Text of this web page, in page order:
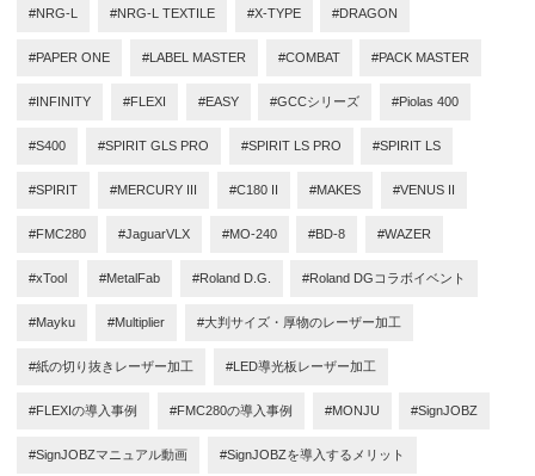
#NRG-L #NRG-L TEXTILE #X-TYPE #DRAGON
#PAPER ONE #LABEL MASTER #COMBAT #PACK MASTER
#INFINITY #FLEXI #EASY #GCCシリーズ #Piolas 400
#S400 #SPIRIT GLS PRO #SPIRIT LS PRO #SPIRIT LS
#SPIRIT #MERCURY III #C180 II #MAKES #VENUS II
#FMC280 #JaguarVLX #MO-240 #BD-8 #WAZER
#xTool #MetalFab #Roland D.G. #Roland DGコラボイベント
#Mayku #Multiplier #大判サイズ・厚物のレーザー加工
#紙の切り抜きレーザー加工 #LED導光板レーザー加工
#FLEXIの導入事例 #FMC280の導入事例 #MONJU #SignJOBZ
#SignJOBZマニュアル動画 #SignJOBZを導入するメリット